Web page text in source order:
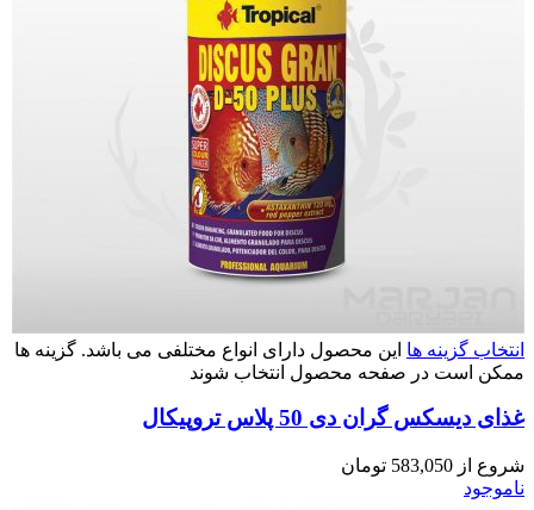
انتخاب گزینه ها این محصول دارای انواع مختلفی می باشد. گزینه ها
ممکن است در صفحه محصول انتخاب شوند
غذای دیسکس گران دی 50 پلاس تروپیکال
شروع از 583,050 تومان
ناموجود